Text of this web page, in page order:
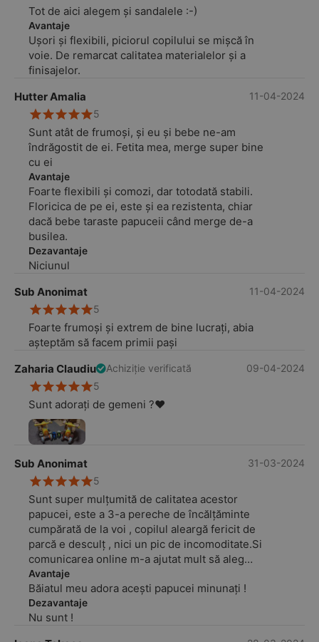
Tot de aici alegem și sandalele :-)
Avantaje
Ușori și flexibili, piciorul copilului se mișcă în
voie. De remarcat calitatea materialelor și a
finisajelor.
Hutter Amalia
11-04-2024
5
Sunt atât de frumoși, și eu și bebe ne-am
îndrăgostit de ei. Fetita mea, merge super bine
cu ei
Avantaje
Foarte flexibili și comozi, dar totodată stabili.
Floricica de pe ei, este și ea rezistenta, chiar
dacă bebe taraste papuceii când merge de-a
busilea.
Dezavantaje
Niciunul
Sub Anonimat
11-04-2024
5
Foarte frumoși și extrem de bine lucrați, abia
așteptăm să facem primii pași
Zaharia Claudiu
Achiziție verificată
09-04-2024
5
Sunt adorați de gemeni ?‍❤️‍
Sub Anonimat
31-03-2024
5
Sunt super mulțumită de calitatea acestor
papucei, este a 3-a pereche de încălțăminte
cumpărată de la voi , copilul aleargă fericit de
parcă e desculț , nici un pic de incomoditate.Si
comunicarea online m-a ajutat mult să aleg
mărimea potrivită, piciorușul copilului
măsurând 13 cm, am ales m. 21 (13,5 cm ) și
sunt perfecți, mulțumesc!
Cred că la vară iar apelez la voi .......
Avantaje
Băiatul meu adora acești papucei minunați !
Dezavantaje
Nu sunt !